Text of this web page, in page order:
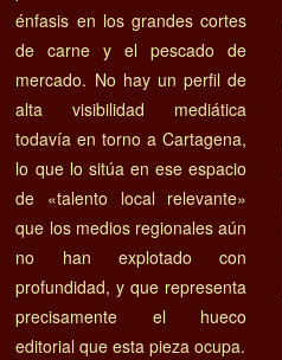
énfasis en los grandes cortes
de carne y el pescado de
mercado. No hay un perfil de
alta visibilidad mediática
todavía en torno a Cartagena,
lo que lo sitúa en ese espacio
de «talento local relevante»
que los medios regionales aún
no han explotado con
profundidad, y que representa
precisamente el hueco
editorial que esta pieza ocupa.